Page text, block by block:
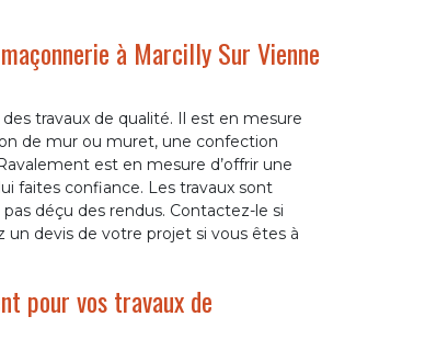
à Marcilly Sur Vienne
travaux de qualité. Il est en mesure
de mur ou muret, une confection
est en mesure d’offrir une
faites confiance. Les travaux sont
déçu des rendus. Contactez-le si
devis de votre projet si vous êtes à
pour vos travaux de